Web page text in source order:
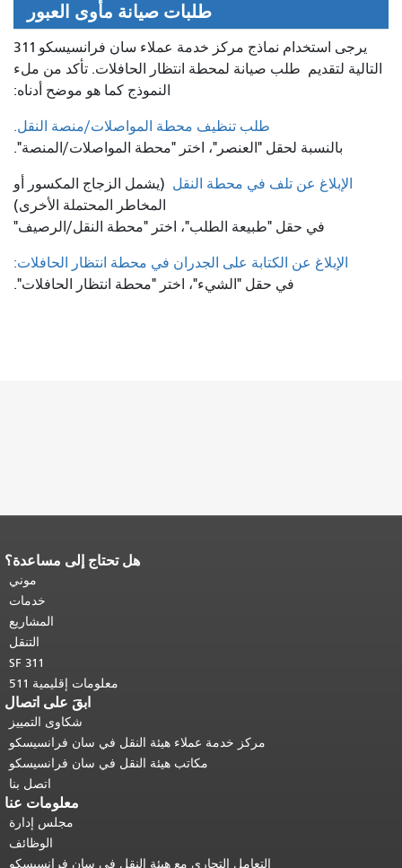
طلبات صيانة مأوى العبور
يرجى استخدام نماذج مركز خدمة عملاء سان فرانسيسكو 311
التالية لتقديم طلب صيانة لمحطة انتظار الحافلات. تأكد من ملء
النموذج كما هو موضح أدناه:
طلب تنظيف محطة المواصلات/منصة النقل.
بالنسبة لحقل "العنصر"، اختر "محطة المواصلات/المنصة".
الإبلاغ عن تلف في محطة النقل (يشمل الزجاج المكسور أو
المخاطر المحتملة الأخرى)
في حقل "طبيعة الطلب"، اختر "محطة النقل/الرصيف"
الإبلاغ عن الكتابة على الجدران في محطة انتظار الحافلات:
في حقل "الشيء"، اختر "محطة انتظار الحافلات".
هل تحتاج إلى مساعدة؟
موني
خدمات
المشاريع
التنقل
SF 311
معلومات إقليمية 511
ابقَ على اتصال
شكاوى التمييز
مركز خدمة عملاء هيئة النقل في سان فرانسيسكو
مكاتب هيئة النقل في سان فرانسيسكو
اتصل بنا
معلومات عنا
مجلس إدارة
الوظائف
التعامل التجاري مع هيئة النقل في سان فرانسيسكو